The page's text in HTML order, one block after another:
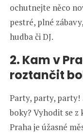
ochutnejte něco
pestré, plné
hudba či DJ.
2. Kam v
roztančit
Party, party, party!
boky? Vyhodit se
Praha je úžasné